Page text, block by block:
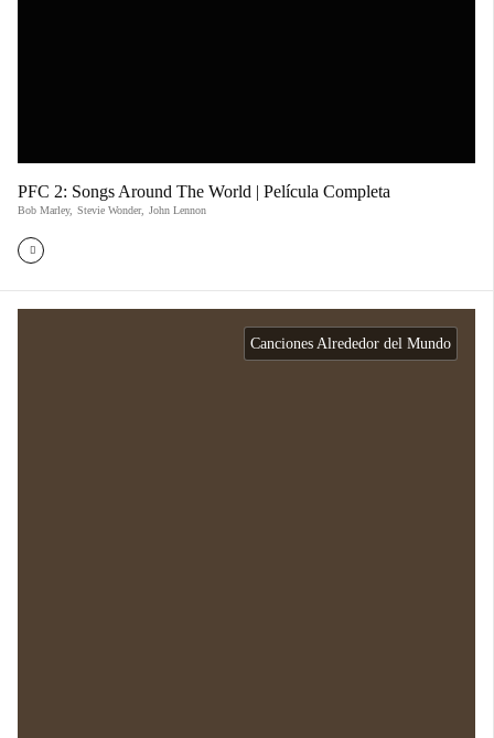
PFC 2: Songs Around The World | Película Completa
Bob Marley, Stevie Wonder, John Lennon
Canciones Alrededor del Mundo